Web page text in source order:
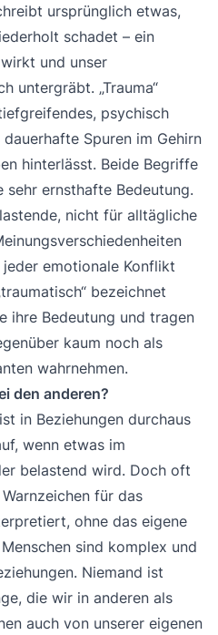
ursprünglich etwas,
schadet – ein
und unser
untergräbt. „Trauma“
psychisch
Spuren im Gehirn
hinterlässt. Beide Begriffe
sehr ernsthafte Bedeutung.
nicht für alltägliche
emotionale Konflikt
bezeichnet
ihre Bedeutung und tragen
kaum noch als
wahrnehmen.
den anderen?
in Beziehungen durchaus
wenn etwas im
belastend wird. Doch oft
für das
ohne das eigene
sind komplex und
Niemand ist
die wir in anderen als
auch von unserer eigenen